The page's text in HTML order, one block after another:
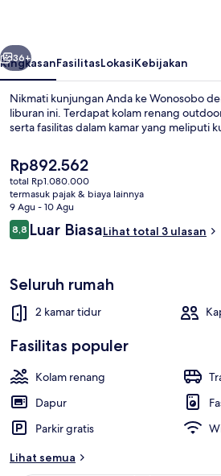
Vila
Berikutnya
36+
RingkasanFasilitasLokasiKebijakan
Nikmati kunjungan Anda ke Wonosobo
liburan ini. Terdapat kolam renang
serta fasilitas dalam kamar yang meliputi
Harga
saat
ini
Rp892.562
Rp892.562
total Rp1.080.000
termasuk pajak & biaya lainnya
9 Agu - 10 Agu
Ulasan
8,88,8 dari 10
Luar BiasaLihat total 3 ulasan
Seluruh rumah
2 kamar tidur
Fasilitas populer
Kolam renang
Dapur
Parkir gratis
Lihat semua